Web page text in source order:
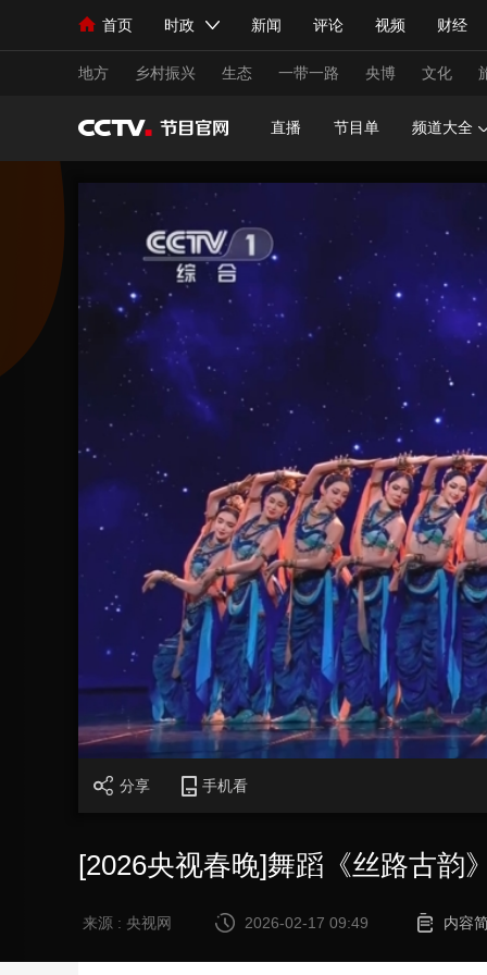
首页 时政 新闻 评论 视频 财经
人民领袖习近平 联播+ 中国领导人 央视快评 习
直播 栏目大全 节目单 听音 微视频
海外频道 iPanda English Монгол
地方 乡村振兴 生态 一带一路 央博 文化
新闻 国内 国际 评论 经济
人民领袖习近平 热解读 天天学习
视频 小央视频 小央直播 熊
现场 比划
体育 直播 竞猜 2026年世界杯 2026年
VIP会员 CCTV奥林匹克频道 生活体育大会
财经 教育 乡村振兴 生态环境 一带一路
大国展会 大国保险 云顶对话
CCTV.节目官网 直播 节目单 栏目 片库
直播 节目单 频道大全
分享 手机看
[2026央视春晚]舞蹈《丝路古韵
来源 : 央视网 2026-02-17 09:49 内容